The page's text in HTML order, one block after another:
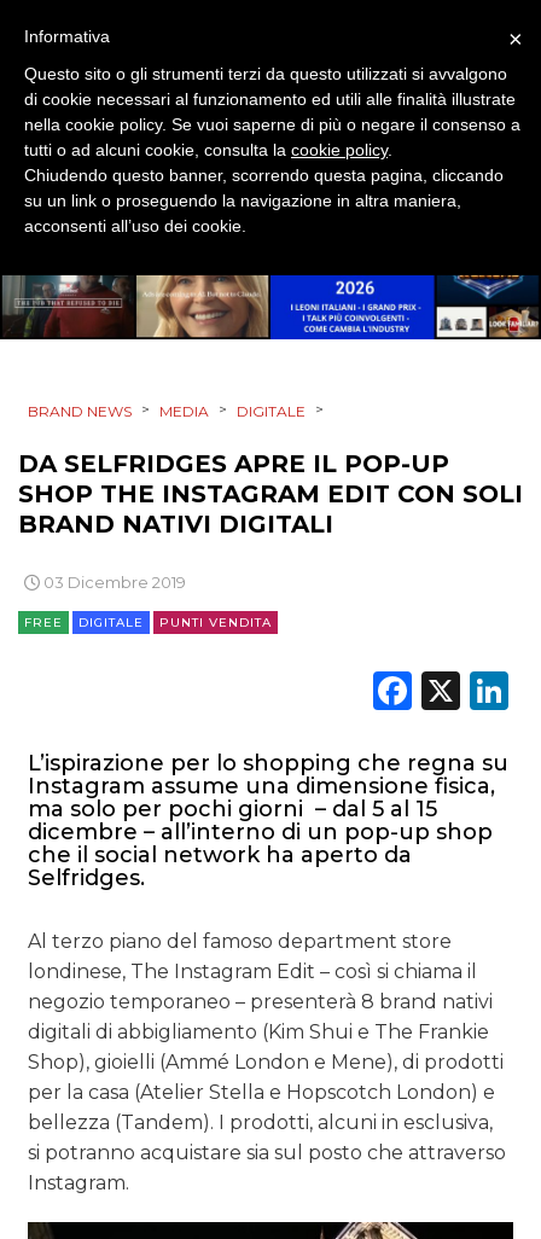
STRATEGIE
CINEMA
DIGITALE
ESTERNA
RADIO / AUDIO
TV
RICERCHE
PREVISIONI/SCENARI
NORMATIVE
CASE HISTORY
OPINIONI
BRAND NEWS > MEDIA > DIGITALE >
DA SELFRIDGES APRE IL POP-UP
SHOP THE INSTAGRAM EDIT CON SOLI
BRAND NATIVI DIGITALI
03 Dicembre 2019
FREE DIGITALE PUNTI VENDITA
X
L’ispirazione per lo shopping che regna su
Instagram assume una dimensione fisica,
ma solo per pochi giorni – dal 5 al 15
dicembre – all’interno di un pop-up shop
che il social network ha aperto da
Selfridges.
Al terzo piano del famoso department store
londinese, The Instagram Edit – così si chiama il
negozio temporaneo – presenterà 8 brand nativi
digitali di abbigliamento (Kim Shui e The Frankie
Shop), gioielli (Ammé London e Mene), di prodotti
per la casa (Atelier Stella e Hopscotch London) e
bellezza (Tandem). I prodotti, alcuni in esclusiva,
si potranno acquistare sia sul posto che attraverso
Instagram.
×
Informativa
Questo sito o gli strumenti terzi da questo utilizzati si avvalgono
di cookie necessari al funzionamento ed utili alle finalità illustrate
nella cookie policy. Se vuoi saperne di più o negare il consenso a
tutti o ad alcuni cookie, consulta la cookie policy.
Chiudendo questo banner, scorrendo questa pagina, cliccando
su un link o proseguendo la navigazione in altra maniera,
acconsenti all’uso dei cookie.